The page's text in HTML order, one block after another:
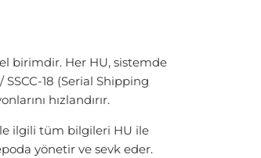
birimdir. Her HU, sistemde
18 (Serial Shipping
hızlandırır.
ilgili tüm bilgileri HU ile
yönetir ve sevk eder.